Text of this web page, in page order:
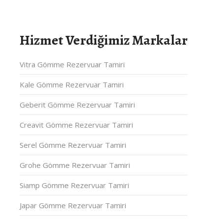
Hizmet Verdiğimiz Markalar
Vitra Gömme Rezervuar Tamiri
Kale Gömme Rezervuar Tamiri
Geberit Gömme Rezervuar Tamiri
Creavit Gömme Rezervuar Tamiri
Serel Gömme Rezervuar Tamiri
Grohe Gömme Rezervuar Tamiri
Siamp Gömme Rezervuar Tamiri
Japar Gömme Rezervuar Tamiri